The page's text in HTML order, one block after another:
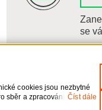
cookies jsou nezbytné
sběr a zpracování
Číst dále
se